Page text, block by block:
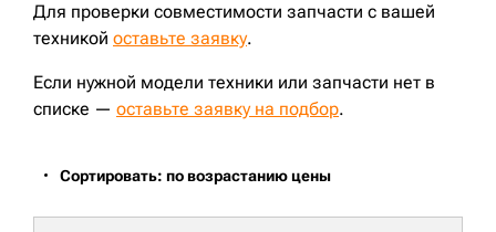
Для проверки совместимости запчасти с вашей
техникой оставьте заявку.
Если нужной модели техники или запчасти нет в
списке — оставьте заявку на подбор.
Сортировать: по возрастанию цены